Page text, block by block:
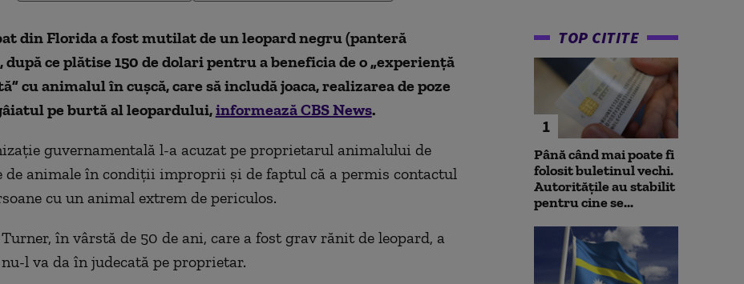
din Florida a fost mutilat de un leopard negru (panteră
după ce plătise 150 de dolari pentru a beneficia de o „experienţă
cu animalul în cuşcă, care să includă joaca, realizarea de poze
pe burtă al leopardului,informează CBS News.
guvernamentală l-a acuzat pe proprietarul animalului de
de animale în condiţii improprii şi de faptul că a permis contactul
cu un animal extrem de periculos.
în vârstă de 50 de ani, care a fost grav rănit de leopard, a
l va da în judecată pe proprietar.
TOP CITITE
1
Până când mai poate fi
folosit buletinul vechi.
Autoritățile au stabilit
pentru cine se...